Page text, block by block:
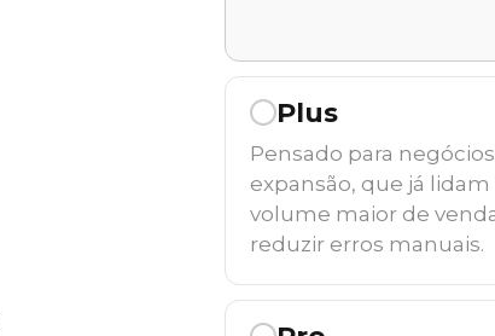
Plus
Pensado para
expansão, que já
volume maior de
reduzir erros manuais.